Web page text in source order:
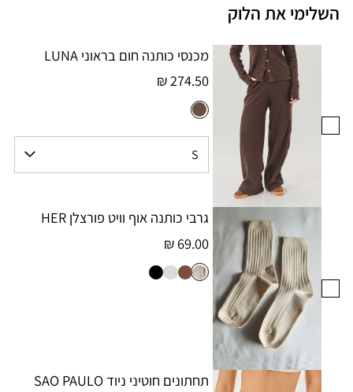
השלימי את הלוק
מכנסי כותנה חום בראוני LUNA
274.50 ₪
גרבי כותנה אוף וויט פורצלן HER
69.00 ₪
תחתונים חוטיני ניוד SAO PAULO